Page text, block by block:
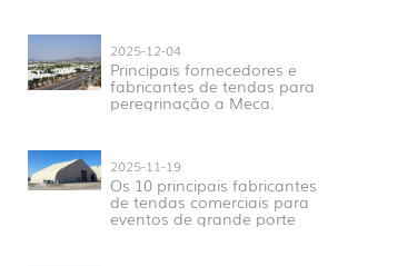
2025-12-04
Principais fornecedores e
fabricantes de tendas para
peregrinação a Meca.
2025-11-19
Os 10 principais fabricantes
de tendas comerciais para
eventos de grande porte